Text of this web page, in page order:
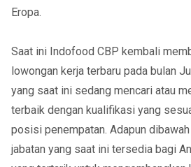
Eropa.
Saat ini Indofood CBP kembali
lowongan kerja terbaru pada bulan
yang saat ini sedang mencari atau
terbaik dengan kualifikasi yang
posisi penempatan. Adapun
jabatan yang saat ini tersedia bagi